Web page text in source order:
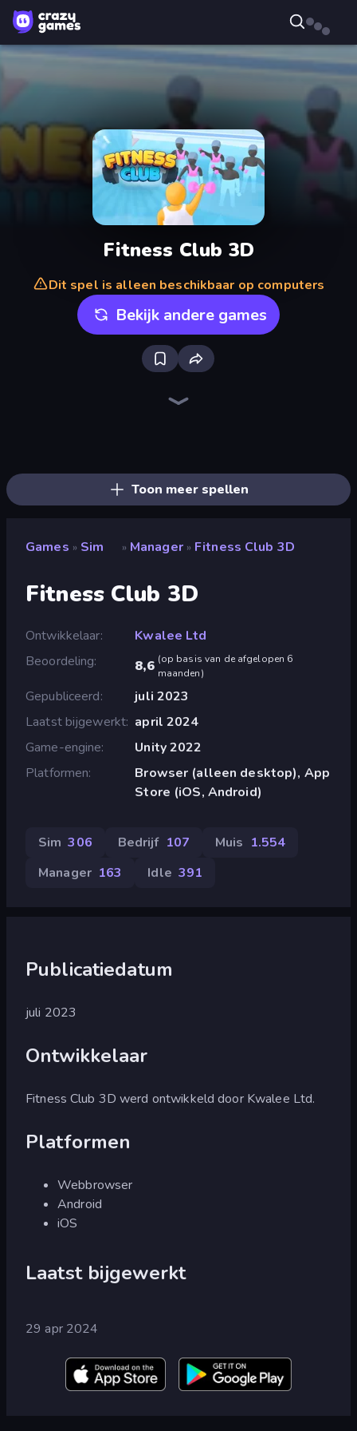
Fitness Club 3D
Dit spel is alleen beschikbaar op computers
Bekijk andere games
Toon meer spellen
Games » Sim » Manager » Fitness Club 3D
Fitness Club 3D
Ontwikkelaar
Kwalee Ltd
Beoordeling
8,6 (op basis van de afgelopen 6
maanden)
Gepubliceerd
juli 2023
Laatst bijgewerkt april 2024
Game-engine
Unity 2022
Platformen
Browser (alleen desktop), App
Store (iOS, Android)
Sim 306 Bedrijf 107 Muis 1.554
Manager 163 Idle 391
Publicatiedatum
juli 2023
Ontwikkelaar
Fitness Club 3D werd ontwikkeld door Kwalee Ltd.
Platformen
Webbrowser
Android
iOS
Laatst bijgewerkt
29 apr 2024